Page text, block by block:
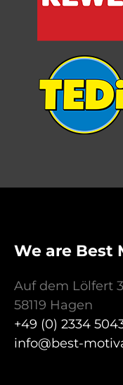
We are Best
Auf dem Lölfert
58119 Hagen
+49 (0) 2334
info@best-